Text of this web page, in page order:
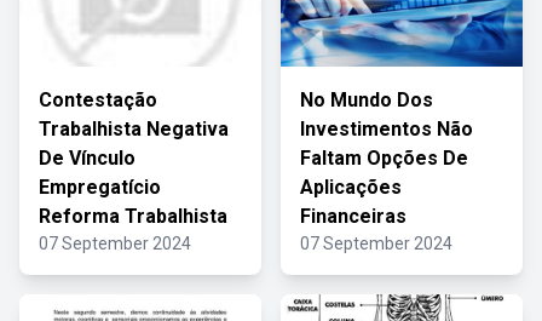
Contestação
Trabalhista Negativa
De Vínculo
Empregatício
Reforma Trabalhista
07 September 2024
No Mundo Dos
Investimentos Não
Faltam Opções De
Aplicações
Financeiras
07 September 2024